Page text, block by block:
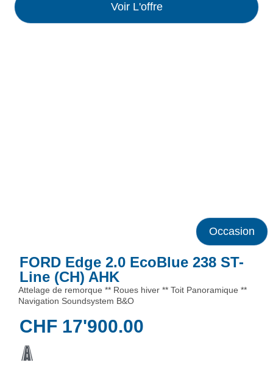
Voir L'offre
Occasion
FORD Edge 2.0 EcoBlue 238 ST-
Line (CH) AHK
Attelage de remorque ** Roues hiver ** Toit Panoramique **
Navigation Soundsystem B&O
CHF 17'900.00